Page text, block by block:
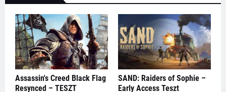
Assassin's Creed Black Flag
Resynced – TESZT
SAND: Raiders of Sophie –
Early Access Teszt